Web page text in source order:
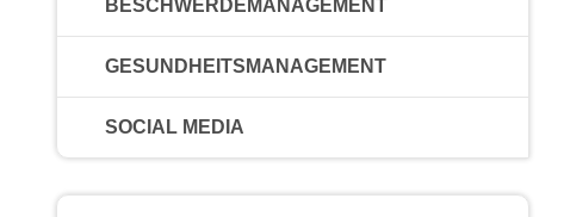
BESCHWERDEMANAGEMENT
GESUNDHEITSMANAGEMENT
SOCIAL MEDIA